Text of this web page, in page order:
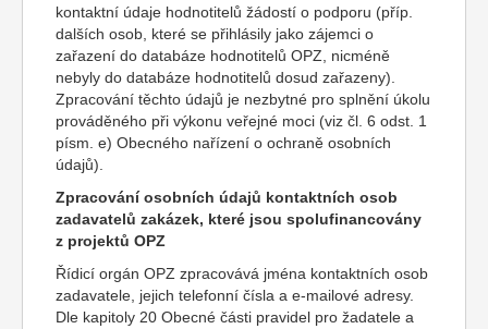
kontaktní údaje hodnotitelů žádostí o podporu (příp.
dalších osob, které se přihlásily jako zájemci o
zařazení do databáze hodnotitelů OPZ, nicméně
nebyly do databáze hodnotitelů dosud zařazeny).
Zpracování těchto údajů je nezbytné pro splnění úkolu
prováděného při výkonu veřejné moci (viz čl. 6 odst. 1
písm. e) Obecného nařízení o ochraně osobních
údajů).
Zpracování osobních údajů kontaktních osob
zadavatelů zakázek, které jsou spolufinancovány
z projektů OPZ
Řídicí orgán OPZ zpracovává jména kontaktních osob
zadavatele, jejich telefonní čísla a e-mailové adresy.
Dle kapitoly 20 Obecné části pravidel pro žadatele a